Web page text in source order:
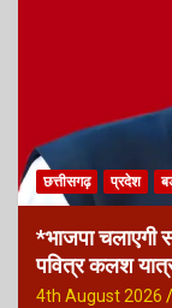
छत्तीसगढ़ प्रदेश
*भाजपा
पवित्र कलश
4th August 2026